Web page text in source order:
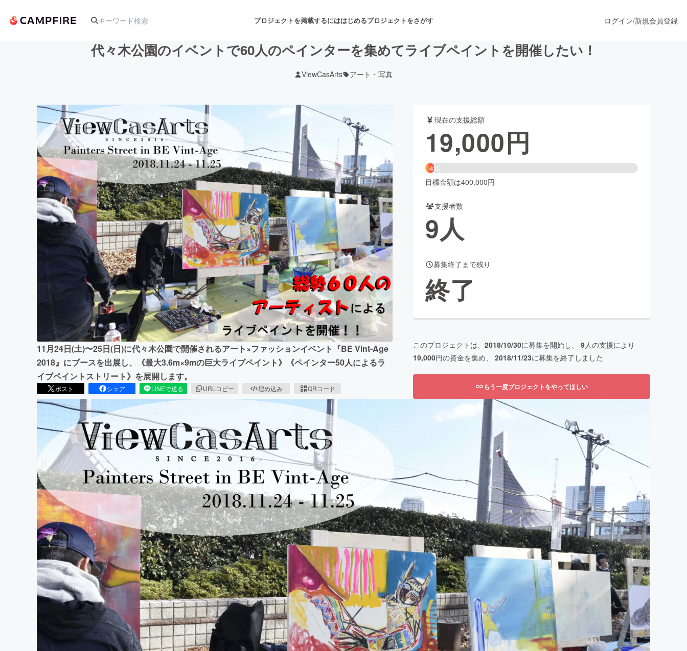
プロジェクトを掲載するにははじめるプロジェクトをさがす
アート・写真 舞台・パフォーマンス
テクノロジー・ガジェット ゲーム・サービス開発 フード・飲食店 ファッション
映像・映画 書籍・雑誌出版 アニメ・漫画
ビジネス・起業 チャレンジ ビューティー・ヘルスケア
まちづくり・地域活性化
CAMPFIRE for Social GoodCAMPFIRE Creation
CAMPFIREふるさと納税 machi-yaコミュニティ
ログイン/新規会員登録
代々木公園のイベントで60人のペインターを集めてライブペイントを開催したい！
ViewCasArts アート・写真
11月24日(土)〜25日(日)に代々木公園で開催されるアート×ファッションイベント『BE Vint-Age
2018』にブースを出展し、《最大3.6m×9mの巨大ライブペイント》《ペインター50人によるラ
イブペイントストリート》を展開します。
ポスト シェア LINEで送る URLコピー 埋め込み QRコード
現在の支援総額
19,000円
4%
目標金額は400,000円
支援者数
9人
募集終了まで残り
終了
このプロジェクトは、 2018/10/30に募集を開始し、 9人の支援により
19,000円の資金を集め、 2018/11/23に募集を終了しました
もう一度プロジェクトをやってほしい